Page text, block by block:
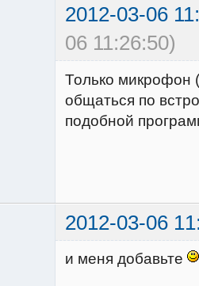
2012-03-06
06 11:26:50)
Только микрофон
общаться по
подобной
2012-03-06
и меня добавьте